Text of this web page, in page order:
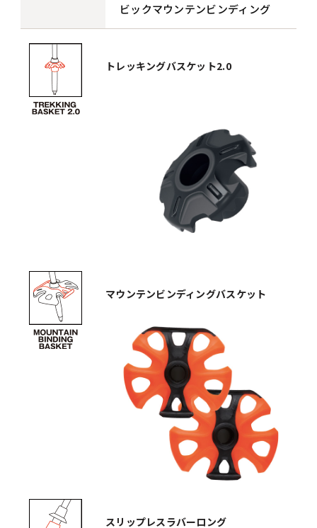
ビックマウンテンビンディング
トレッキングバスケット2.0
マウンテンビンディングバスケット
スリップレスラバーロング